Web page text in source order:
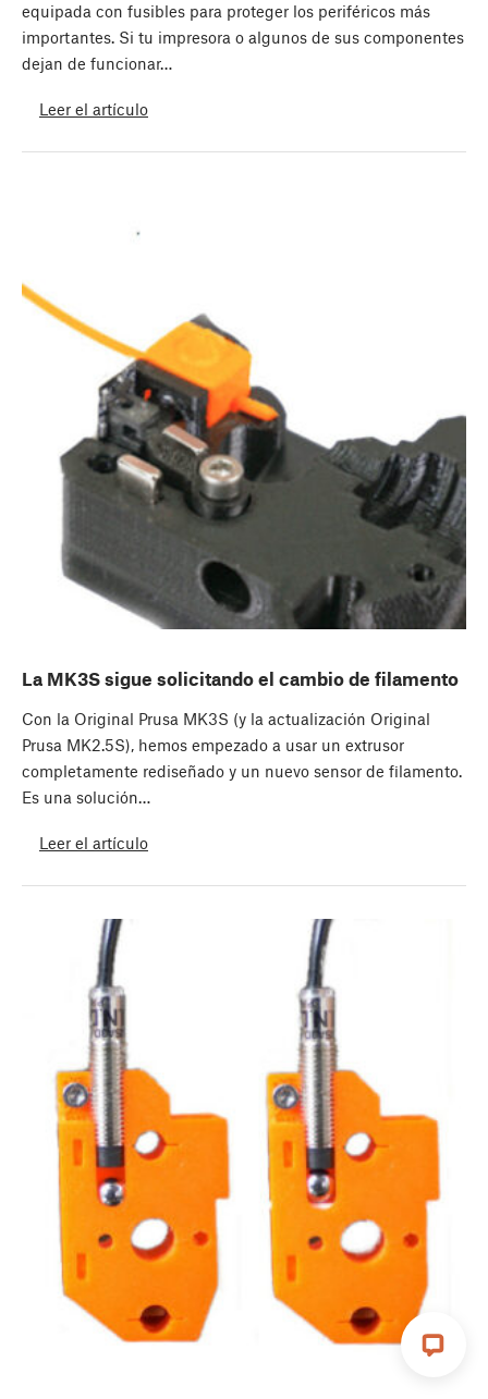
equipada con fusibles para proteger los periféricos más
importantes. Si tu impresora o algunos de sus componentes
dejan de funcionar…
Leer el artículo
La MK3S sigue solicitando el cambio de filamento
Con la Original Prusa MK3S (y la actualización Original
Prusa MK2.5S), hemos empezado a usar un extrusor
completamente rediseñado y un nuevo sensor de filamento.
Es una solución…
Leer el artículo